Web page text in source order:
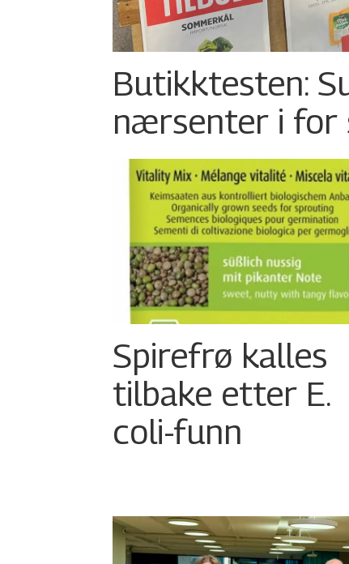
Butikktesten:
nærsenter i for
Spirefrø kalles
tilbake etter E.
coli-funn